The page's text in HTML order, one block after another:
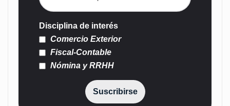
Disciplina de interés
Comercio Exterior
Fiscal-Contable
Nómina y RRHH
Suscribirse